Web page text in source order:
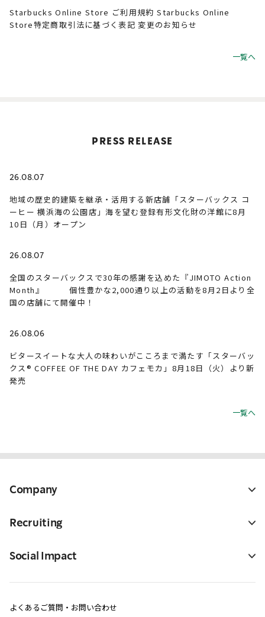
Starbucks Online Store ご利用規約 Starbucks Online
Store特定商取引法に基づく表記 変更のお知らせ
一覧へ
PRESS RELEASE
26.08.07
地域の歴史的建築を継承・活用する新店舗「スターバックス コ
ーヒー 横浜海の公園店」海を望む登録有形文化財の洋館に8月
10日（月）オープン
26.08.07
全国のスターバックスで30年の感謝を込めた『JIMOTO Action
Month』 個性豊かな2,000通り以上の活動を8月2日より全
国の店舗にて開催中！
26.08.06
ビタースイートな大人の味わいがこころまで満たす「スターバッ
クス® COFFEE OF THE DAY カフェモカ」8月18日（火）より新
発売
一覧へ
Company
Recruiting
Social Impact
よくあるご質問・お問い合わせ